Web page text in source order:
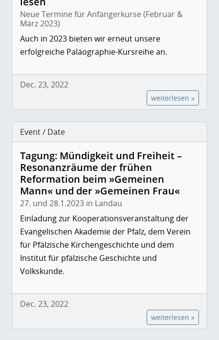
Neue Termine für Anfängerkurse (Februar &
März 2023)
Auch in 2023 bieten wir erneut unsere
erfolgreiche Paläographie-Kursreihe an.
Dec. 23, 2022
weiterlesen »
Event / Date
Tagung: Mündigkeit und Freiheit –
Resonanzräume der frühen
Reformation beim »Gemeinen
Mann« und der »Gemeinen Frau«
27. und 28.1.2023 in Landau
Einladung zur Kooperationsveranstaltung der
Evangelischen Akademie der Pfalz, dem Verein
für Pfälzische Kirchengeschichte und dem
Institut für pfälzische Geschichte und
Volkskunde.
Dec. 23, 2022
weiterlesen »